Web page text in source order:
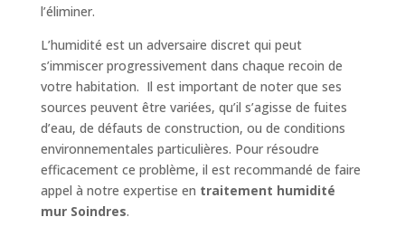
l’éliminer.
L’humidité est un adversaire discret qui peut
s’immiscer progressivement dans chaque recoin de
votre habitation. Il est important de noter que ses
sources peuvent être variées, qu’il s’agisse de fuites
d’eau, de défauts de construction, ou de conditions
environnementales particulières. Pour résoudre
efficacement ce problème, il est recommandé de faire
appel à notre expertise en traitement humidité
mur Soindres.